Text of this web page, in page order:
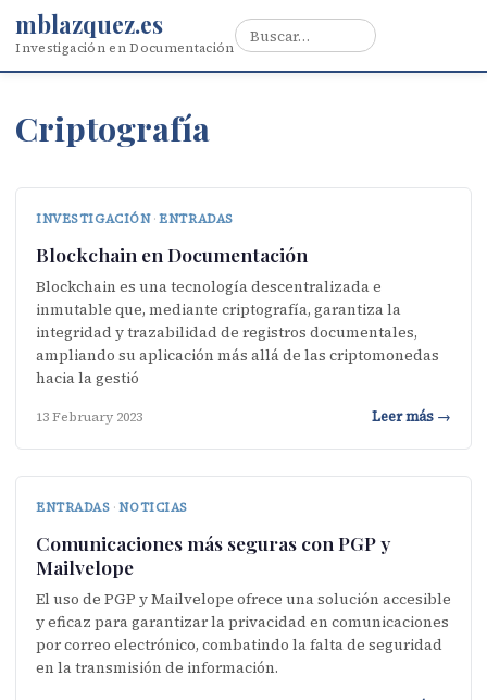
mblazquez.es
Investigación en Documentación
Criptografía
INVESTIGACIÓN · ENTRADAS
Blockchain en Documentación
Blockchain es una tecnología descentralizada e
inmutable que, mediante criptografía, garantiza la
integridad y trazabilidad de registros documentales,
ampliando su aplicación más allá de las criptomonedas
hacia la gestió
13 February 2023 Leer más →
ENTRADAS · NOTICIAS
Comunicaciones más seguras con PGP y
Mailvelope
El uso de PGP y Mailvelope ofrece una solución accesible
y eficaz para garantizar la privacidad en comunicaciones
por correo electrónico, combatindo la falta de seguridad
en la transmisión de información.